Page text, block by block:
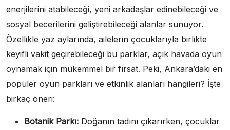
enerjilerini atabileceği, yeni arkadaşlar edinebileceği ve
sosyal becerilerini geliştirebileceği alanlar sunuyor.
Özellikle yaz aylarında, ailelerin çocuklarıyla birlikte
keyifli vakit geçirebileceği bu parklar, açık havada oyun
oynamak için mükemmel bir fırsat. Peki, Ankara’daki en
popüler oyun parkları ve etkinlik alanları hangileri? İşte
birkaç öneri:
Botanik Parkı: Doğanın tadını çıkarırken, çocuklar